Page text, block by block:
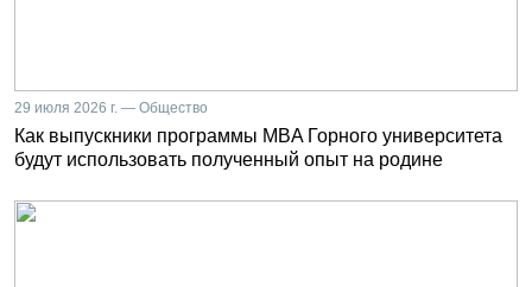
29 июля 2026 г. — Общество
Как выпускники программы MBA Горного университета
будут использовать полученный опыт на родине